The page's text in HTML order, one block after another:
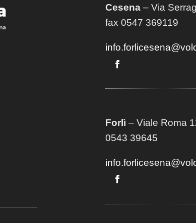
Cesena– Via
fax 0547 369119
Forlì – Viale Roma
0543 39645